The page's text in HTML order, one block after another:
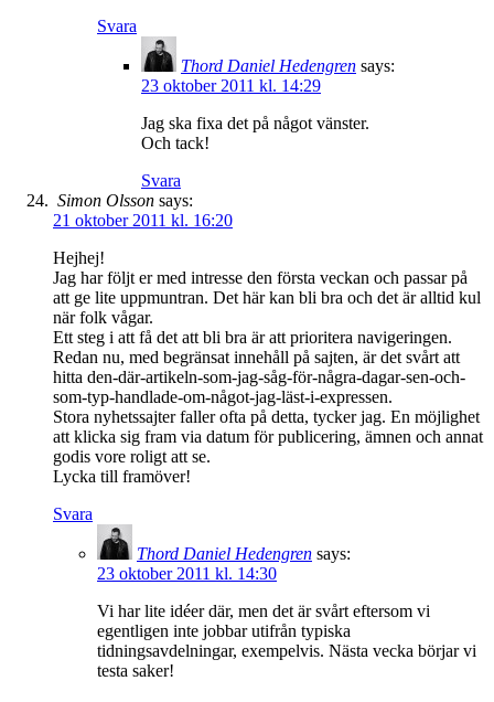
Svara
Thord Daniel Hedengren says:
23 oktober 2011 kl. 14:29
Jag ska fixa det på något vänster.
Och tack!
Svara
Simon Olsson says:
21 oktober 2011 kl. 16:20
Hejhej!
Jag har följt er med intresse den första veckan och passar på
att ge lite uppmuntran. Det här kan bli bra och det är alltid kul
när folk vågar.
Ett steg i att få det att bli bra är att prioritera navigeringen.
Redan nu, med begränsat innehåll på sajten, är det svårt att
hitta den-där-artikeln-som-jag-såg-för-några-dagar-sen-och-
som-typ-handlade-om-något-jag-läst-i-expressen.
Stora nyhetssajter faller ofta på detta, tycker jag. En möjlighet
att klicka sig fram via datum för publicering, ämnen och annat
godis vore roligt att se.
Lycka till framöver!
Svara
Thord Daniel Hedengren says:
23 oktober 2011 kl. 14:30
Vi har lite idéer där, men det är svårt eftersom vi
egentligen inte jobbar utifrån typiska
tidningsavdelningar, exempelvis. Nästa vecka börjar vi
testa saker!